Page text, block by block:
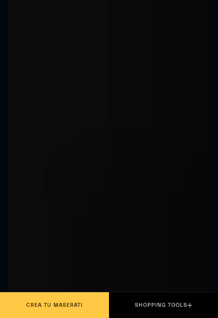
CREA TU MASERATI SHOPPING TOOLS